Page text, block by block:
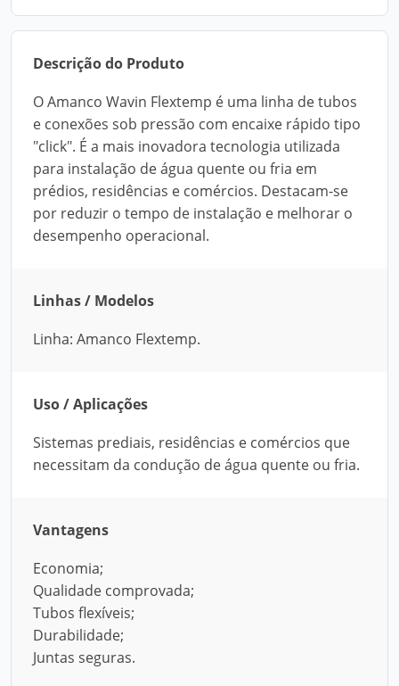
Descrição do Produto
O Amanco Wavin Flextemp é uma linha de tubos
e conexões sob pressão com encaixe rápido tipo
"click". É a mais inovadora tecnologia utilizada
para instalação de água quente ou fria em
prédios, residências e comércios. Destacam-se
por reduzir o tempo de instalação e melhorar o
desempenho operacional.
Linhas / Modelos
Linha: Amanco Flextemp.
Uso / Aplicações
Sistemas prediais, residências e comércios que
necessitam da condução de água quente ou fria.
Vantagens
Economia;
Qualidade comprovada;
Tubos flexíveis;
Durabilidade;
Juntas seguras.